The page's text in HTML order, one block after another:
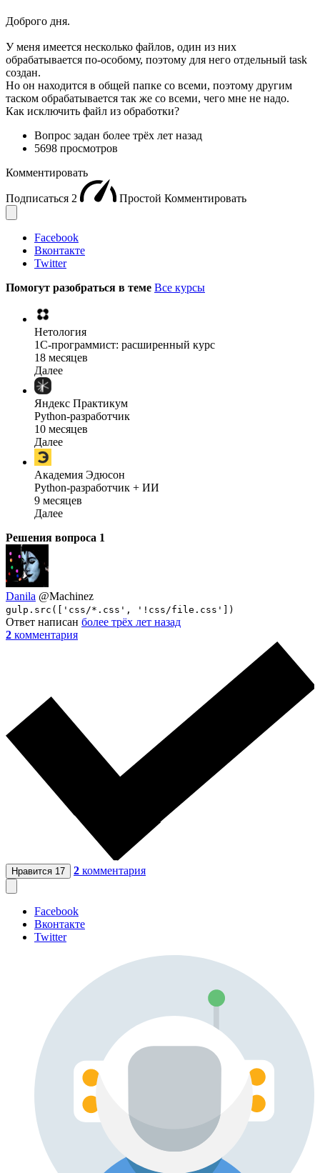
Доброго дня.
У меня имеется несколько файлов, один из них
обрабатывается по-особому, поэтому для него отдельный task
создан.
Но он находится в общей папке со всеми, поэтому другим
таском обрабатывается так же со всеми, чего мне не надо.
Как исключить файл из обработки?
Вопрос задан более трёх лет назад
5698 просмотров
Комментировать
Подписаться 2 Простой Комментировать
Facebook
Вконтакте
Twitter
Помогут разобраться в теме Все курсы
Нетология
1C-программист: расширенный курс
18 месяцев
Далее
Яндекс Практикум
Python-разработчик
10 месяцев
Далее
Академия Эдюсон
Python-разработчик + ИИ
9 месяцев
Далее
Решения вопроса 1
Danila @Machinez
gulp.src(['css/*.css', '!css/file.css'])
Ответ написан более трёх лет назад
2 комментария
Нравится 17 2 комментария
Facebook
Вконтакте
Twitter